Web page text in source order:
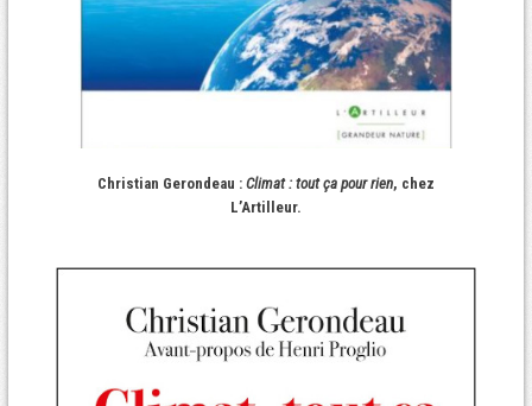
Christian Gerondeau : Climat : tout ça pour rien, chez
L’Artilleur.